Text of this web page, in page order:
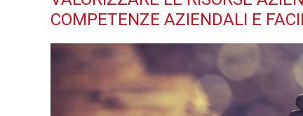
COMPETENZE AZIENDALI E